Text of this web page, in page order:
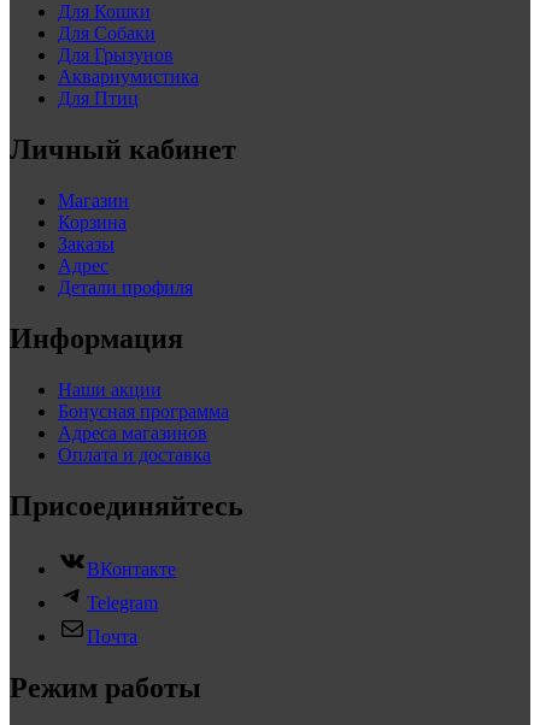
Для Кошки
Для Собаки
Для Грызунов
Аквариумистика
Для Птиц
Личный кабинет
Магазин
Корзина
Заказы
Адрес
Детали профиля
Информация
Наши акции
Бонусная программа
Адреса магазинов
Оплата и доставка
Присоединяйтесь
ВКонтакте
Telegram
Почта
Режим работы